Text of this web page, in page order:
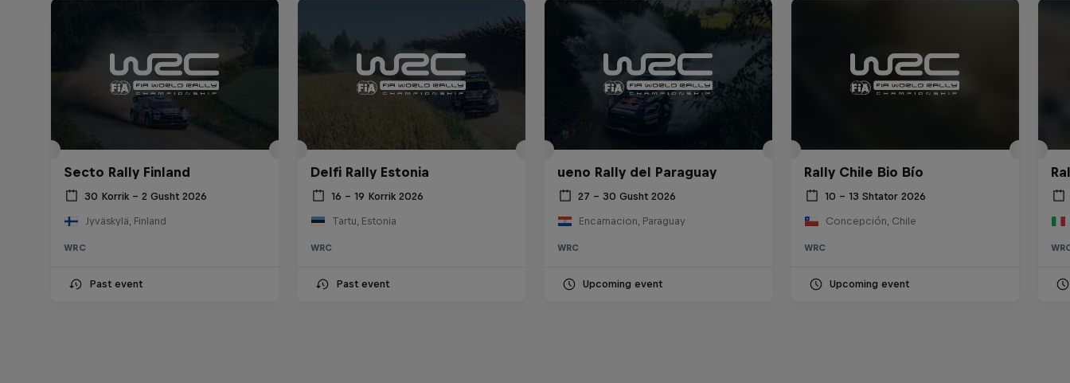
Secto Rally Finland
30 Korrik – 2 Gusht 2026
Jyväskylä, Finland
WRC
Past event
Delfi Rally Estonia
16 – 19 Korrik 2026
Tartu, Estonia
WRC
Past event
ueno Rally del Paraguay
27 – 30 Gusht 2026
Encarnacion, Paraguay
WRC
Upcoming event
Rally Chile Bio Bío
10 – 13 Shtator 2026
Concepción, Chile
WRC
Upcoming event